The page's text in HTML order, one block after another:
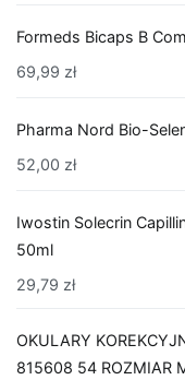
Formeds Bicaps B
69,99 zł
Pharma Nord Bio-
52,00 zł
Iwostin Solecrin
50ml
29,79 zł
OKULARY
815608 54 ROZMIAR